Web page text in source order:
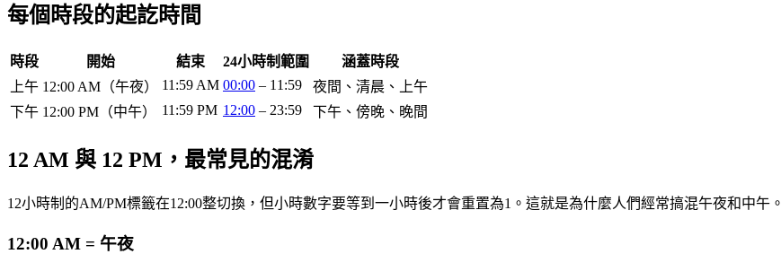
每個時段的起訖時間
時段 開始 結束 24小時制範圍
涵蓋時段
上午 12:00 AM（午夜） 11:59 AM 00:00 – 11:59
夜間、清晨、上午
下午 12:00 PM（中午） 11:59 PM 12:00 – 23:59 下午、傍晚、晚間
12 AM 與 12 PM，最常見的混淆
12小時制的AM/PM標籤在12:00整切換，但小時數字要等到一小時後才會重置為1。這就是為什麼人們經常搞混午夜和中午。
12:00 AM = 午夜